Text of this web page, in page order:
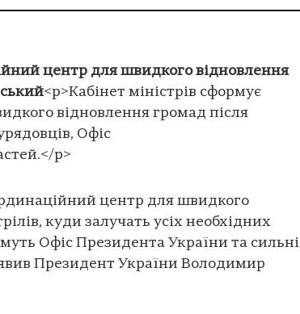
центр для швидкого відновлення
<p>Кабінет міністрів сформує
відновлення громад після
Офіс
p>
центр для швидкого
куди залучать усіх необхідних
Офіс Президента України та сильні
Президент України Володимир